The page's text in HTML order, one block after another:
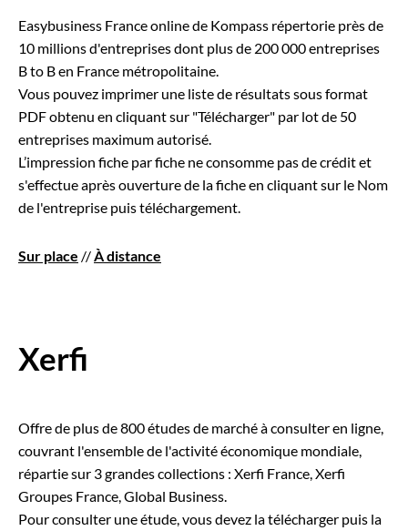
Easybusiness France online de Kompass répertorie près de
10 millions d'entreprises dont plus de 200 000 entreprises
B to B en France métropolitaine.
Vous pouvez imprimer une liste de résultats sous format
PDF obtenu en cliquant sur "Télécharger" par lot de 50
entreprises maximum autorisé.
L’impression fiche par fiche ne consomme pas de crédit et
s'effectue après ouverture de la fiche en cliquant sur le Nom
de l'entreprise puis téléchargement.
Sur place // À distance
Xerfi
Offre de plus de 800 études de marché à consulter en ligne,
couvrant l'ensemble de l'activité économique mondiale,
répartie sur 3 grandes collections : Xerfi France, Xerfi
Groupes France, Global Business.
Pour consulter une étude, vous devez la télécharger puis la